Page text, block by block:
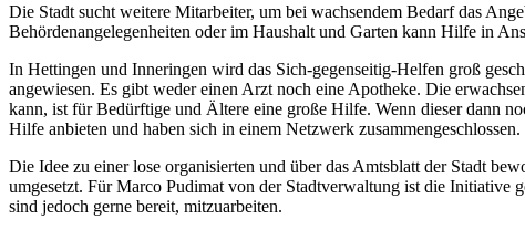
Die Stadt sucht weitere Mitarbeiter, um bei wachsendem Bedarf das
Behördenangelegenheiten oder im Haushalt und Garten kann Hilfe in
In Hettingen und Inneringen wird das Sich-gegenseitig-Helfen groß
angewiesen. Es gibt weder einen Arzt noch eine Apotheke. Die
kann, ist für Bedürftige und Ältere eine große Hilfe. Wenn dieser dann
Hilfe anbieten und haben sich in einem Netzwerk zusammengeschlossen.
Die Idee zu einer lose organisierten und über das Amtsblatt der Stadt
umgesetzt. Für Marco Pudimat von der Stadtverwaltung ist die Initiative
sind jedoch gerne bereit, mitzuarbeiten.